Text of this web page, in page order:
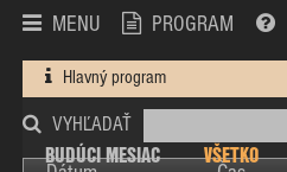
MENU PROGRAM
Hlavný program
VYHĽADAŤ
BUDÚCI MESIAC
VŠETKO